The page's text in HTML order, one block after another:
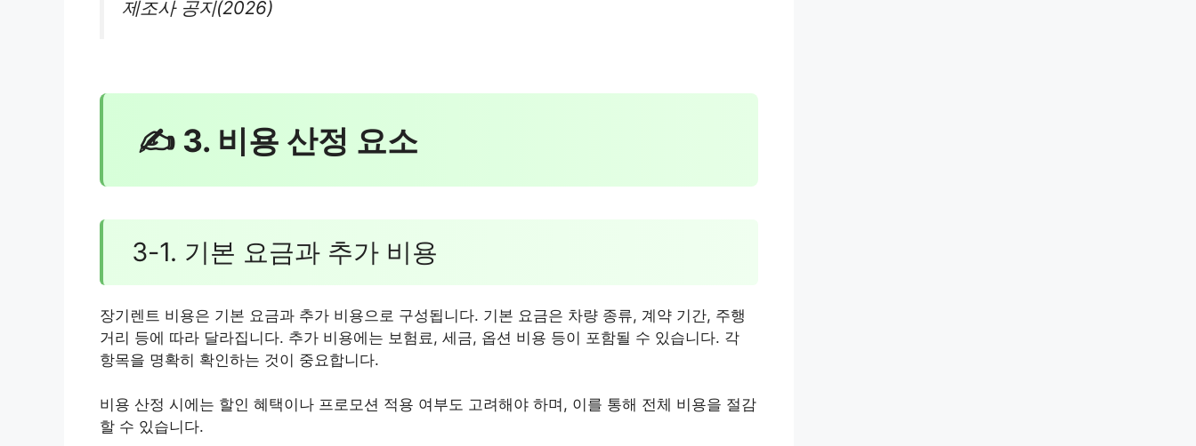
제조사 공지(2026)
✍ 3. 비용 산정 요소
3-1. 기본 요금과 추가 비용
장기렌트 비용은 기본 요금과 추가 비용으로 구성됩니다. 기본 요금은 차량 종류, 계약 기간, 주행
거리 등에 따라 달라집니다. 추가 비용에는 보험료, 세금, 옵션 비용 등이 포함될 수 있습니다. 각
항목을 명확히 확인하는 것이 중요합니다.
비용 산정 시에는 할인 혜택이나 프로모션 적용 여부도 고려해야 하며, 이를 통해 전체 비용을 절감
할 수 있습니다.